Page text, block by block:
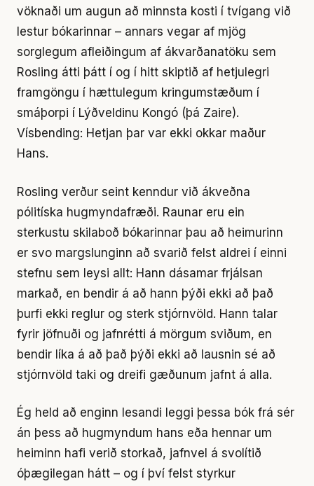
vöknaði um augun að minnsta kosti í tvígang við
lestur bókarinnar – annars vegar af mjög
sorglegum afleiðingum af ákvarðanatöku sem
Rosling átti þátt í og í hitt skiptið af hetjulegri
framgöngu í hættulegum kringumstæðum í
smáþorpi í Lýðveldinu Kongó (þá Zaire).
Vísbending: Hetjan þar var ekki okkar maður
Hans.
Rosling verður seint kenndur við ákveðna
pólitíska hugmyndafræði. Raunar eru ein
sterkustu skilaboð bókarinnar þau að heimurinn
er svo margslunginn að svarið felst aldrei í einni
stefnu sem leysi allt: Hann dásamar frjálsan
markað, en bendir á að hann þýði ekki að það
þurfi ekki reglur og sterk stjórnvöld. Hann talar
fyrir jöfnuði og jafnrétti á mörgum sviðum, en
bendir líka á að það þýði ekki að lausnin sé að
stjórnvöld taki og dreifi gæðunum jafnt á alla.
Ég held að enginn lesandi leggi þessa bók frá sér
án þess að hugmyndum hans eða hennar um
heiminn hafi verið storkað, jafnvel á svolítið
óþægilegan hátt – og í því felst styrkur